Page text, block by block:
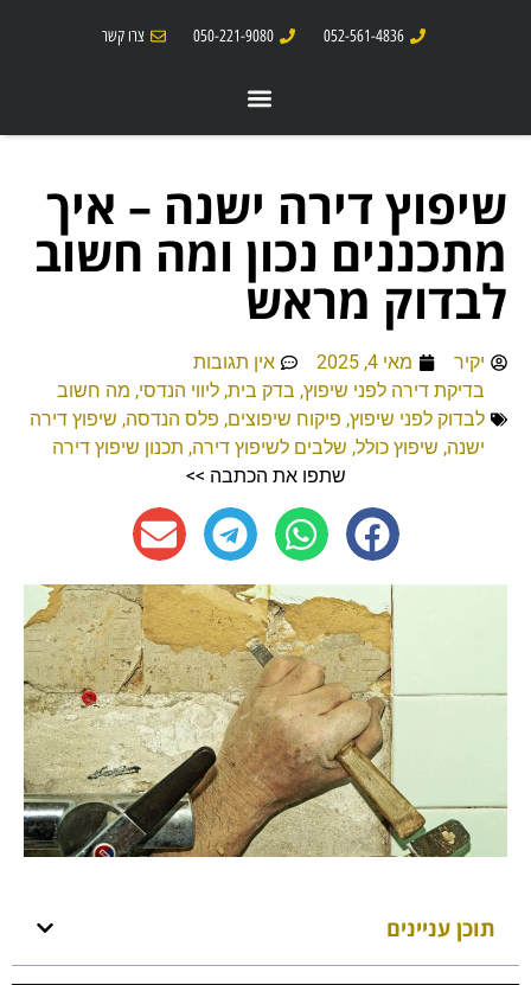
052-561-4836
050-221-9080 צרו קשר
שיפוץ דירה ישנה – איך
מתכננים נכון ומה חשוב
לבדוק מראש
יקיר מאי 4, 2025
אין תגובות
בדיקת דירה לפני שיפוץ, בדק בית, ליווי הנדסי, מה חשוב
לבדוק לפני שיפוץ, פיקוח שיפוצים, פלס הנדסה, שיפוץ דירה
ישנה, שיפוץ כולל, שלבים לשיפוץ דירה, תכנון שיפוץ דירה
שתפו את הכתבה >>
תוכן עניינים